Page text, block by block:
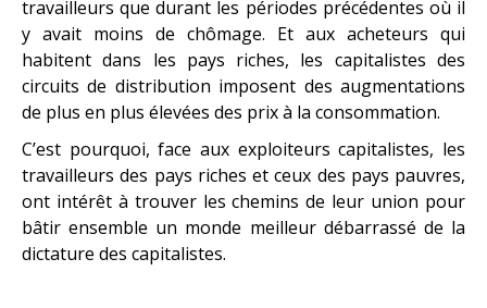
travailleurs que durant les périodes précédentes où il
y avait moins de chômage. Et aux acheteurs qui
habitent dans les pays riches, les capitalistes des
circuits de distribution imposent des augmentations
de plus en plus élevées des prix à la consommation.
C’est pourquoi, face aux exploiteurs capitalistes, les
travailleurs des pays riches et ceux des pays pauvres,
ont intérêt à trouver les chemins de leur union pour
bâtir ensemble un monde meilleur débarrassé de la
dictature des capitalistes.